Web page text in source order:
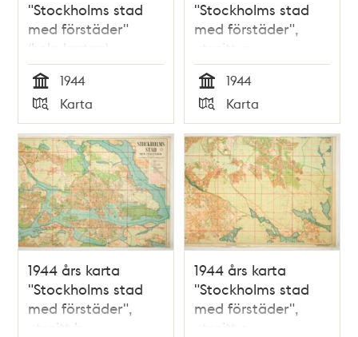
"Stockholms stad
med förstäder"
(hela kartan)
Tid
1944
Typ
Karta
"Stockholms stad
med förstäder",
utsnitt a
Tid
1944
Typ
Karta
1944 års karta
"Stockholms stad
med förstäder",
utsnitt b
1944 års karta
"Stockholms stad
med förstäder",
utsnitt c